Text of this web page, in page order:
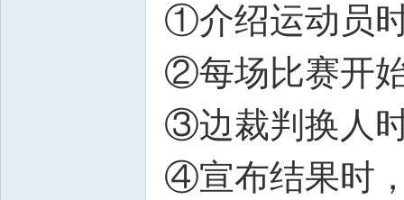
①介绍运动员
②每场比赛开
③边裁判换人
④宣布结果时